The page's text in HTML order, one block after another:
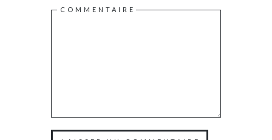
COMMENTAIRE